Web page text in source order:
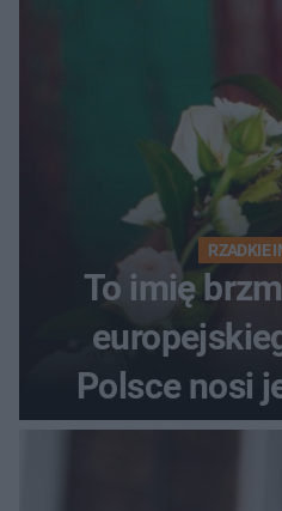
RZADKIE
To imię
Polsce nosi